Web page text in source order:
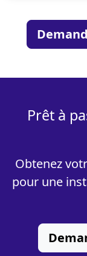
Prêt à
Obtenez
pour une